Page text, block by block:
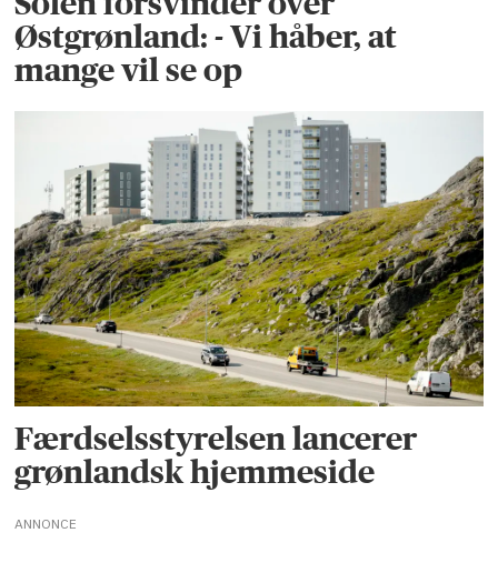
Østgrønland: - Vi håber, at
mange vil se op
Færdselsstyrelsen lancerer
grønlandsk hjemmeside
ANNONCE